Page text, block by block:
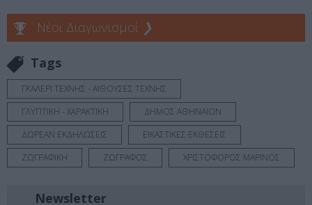
Νέοι Διαγωνισμοί ❯
Tags
ΓΚΑΛΕΡΙ ΤΕΧΝΗΣ - ΑΙΘΟΥΣΕΣ ΤΕΧΝΗΣ
ΓΛΥΠΤΙΚΗ - ΧΑΡΑΚΤΙΚΗ
ΔΗΜΟΣ ΑΘΗΝΑΙΩΝ
ΔΩΡΕΑΝ ΕΚΔΗΛΩΣΕΙΣ
ΕΙΚΑΣΤΙΚΕΣ ΕΚΘΕΣΕΙΣ
ΖΩΓΡΑΦΙΚΗ
ΖΩΓΡΑΦΟΣ ΧΡΙΣΤΟΦΟΡΟΣ ΜΑΡΙΝΟΣ
Newsletter